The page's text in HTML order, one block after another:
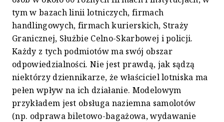
tym w bazach linii lotniczych, firmach
handlingowych, firmach kurierskich, Straży
Granicznej, Służbie Celno-Skarbowej i policji.
Każdy z tych podmiotów ma swój obszar
odpowiedzialności. Nie jest prawdą, jak sądzą
niektórzy dziennikarze, że właściciel lotniska ma
pełen wpływ na ich działanie. Modelowym
przykładem jest obsługa naziemna samolotów
(np. odprawa biletowo-bagażowa, wydawanie